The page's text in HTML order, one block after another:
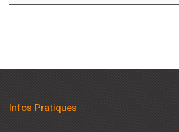
Infos Pratiques